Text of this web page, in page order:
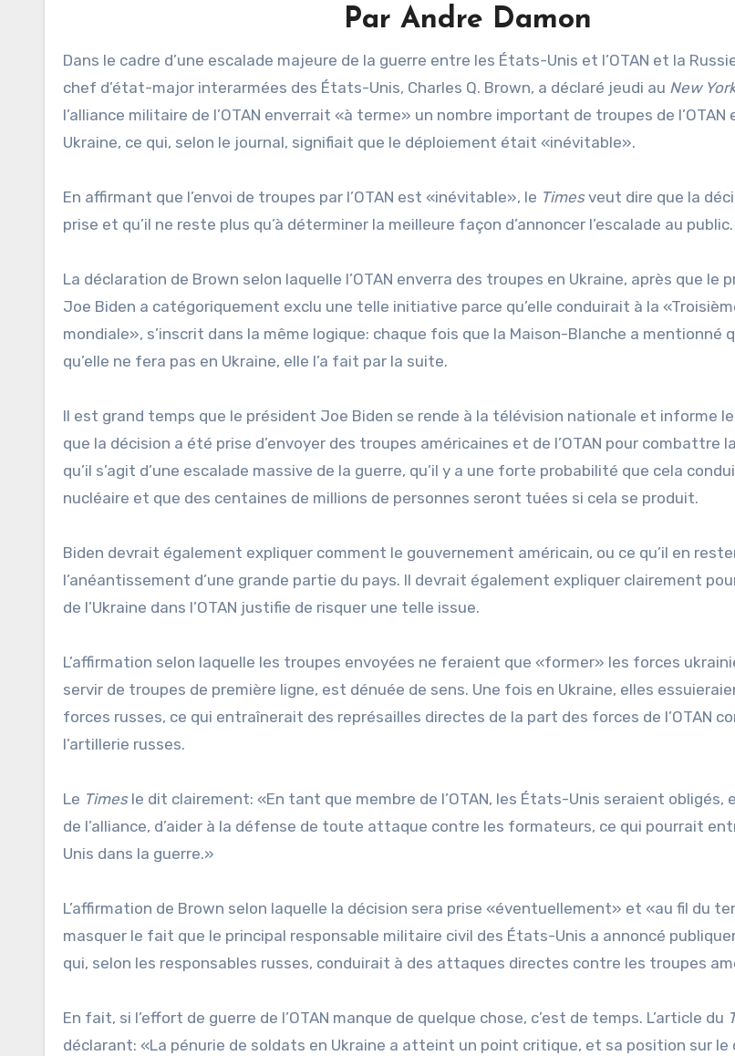
Par Andre Damon
Dans le cadre d’une escalade majeure de la guerre entre les États-Unis et l’OTAN et la Russie en Ukraine, le
chef d’état-major interarmées des États-Unis, Charles Q. Brown, a déclaré jeudi au New
l’alliance militaire de l’OTAN enverrait «à terme» un nombre important de troupes de
Ukraine, ce qui, selon le journal, signifiait que le déploiement était «inévitable».
En affirmant que l’envoi de troupes par l’OTAN est «inévitable», le Timesveut dire que la
prise et qu’il ne reste plus qu’à déterminer la meilleure façon d’annoncer l’escalade au public.
La déclaration de Brown selon laquelle l’OTAN enverra des troupes en Ukraine, après que le
Joe Biden a catégoriquement exclu une telle initiative parce qu’elle conduirait à la
mondiale», s’inscrit dans la même logique: chaque fois que la Maison-Blanche a mentionné
qu’elle ne fera pas en Ukraine, elle l’a fait par la suite.
Il est grand temps que le président Joe Biden se rende à la télévision nationale et informe
que la décision a été prise d’envoyer des troupes américaines et de l’OTAN pour combattre
qu’il s’agit d’une escalade massive de la guerre, qu’il y a une forte probabilité que cela
nucléaire et que des centaines de millions de personnes seront tuées si cela se produit.
Biden devrait également expliquer comment le gouvernement américain, ou ce qu’il en
l’anéantissement d’une grande partie du pays. Il devrait également expliquer clairement
de l’Ukraine dans l’OTAN justifie de risquer une telle issue.
L’affirmation selon laquelle les troupes envoyées ne feraient que «former» les forces
servir de troupes de première ligne, est dénuée de sens. Une fois en Ukraine, elles
forces russes, ce qui entraînerait des représailles directes de la part des forces de l’OTAN
l’artillerie russes.
Le Timesle dit clairement: «En tant que membre de l’OTAN, les États-Unis seraient obligés,
de l’alliance, d’aider à la défense de toute attaque contre les formateurs, ce qui pourrait
Unis dans la guerre.»
L’affirmation de Brown selon laquelle la décision sera prise «éventuellement» et «au fil du
masquer le fait que le principal responsable militaire civil des États-Unis a annoncé
qui, selon les responsables russes, conduirait à des attaques directes contre les troupes
En fait, si l’effort de guerre de l’OTAN manque de quelque chose, c’est de temps. L’article du
déclarant: «La pénurie de soldats en Ukraine a atteint un point critique, et sa position sur le